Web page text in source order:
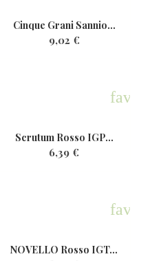
Cinque Grani Sannio...
9,02 €
Scrutum Rosso IGP...
6,39 €
NOVELLO Rosso IGT...